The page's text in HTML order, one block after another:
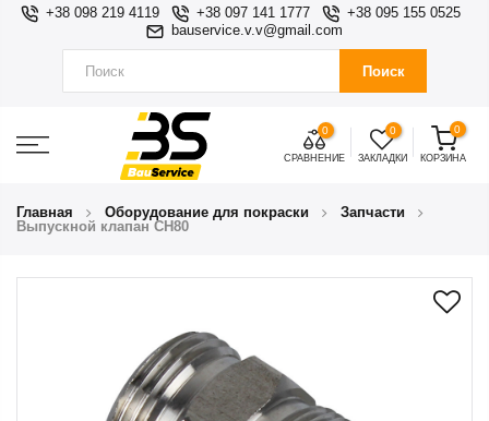
+38 098 219 4119 +38 097 141 1777
+38 095 155 0525
bauservice.v.v@gmail.com
Поиск
0
СРАВНЕНИЕ
0
ЗАКЛАДКИ
0
КОРЗИНА
Главная Оборудование для покраски
Запчасти
Выпускной клапан CH80